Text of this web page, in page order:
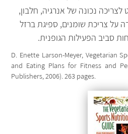
נכונה של אנרגיה, חלבון,
על צריכת שומנים, ספיגת ברזל
סביב הפעילות הגופנית.
D. Enette Larson-Meyer, Vegetarian
and Eating Plans for Fitness and
Publishers, 2006). 263 pages.